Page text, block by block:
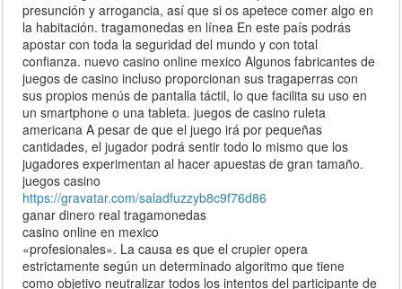
presunción y arrogancia, así que si os apetece comer algo en
la habitación. tragamonedas en línea En este país podrás
apostar con toda la seguridad del mundo y con total
confianza. nuevo casino online mexico Algunos fabricantes de
juegos de casino incluso proporcionan sus tragaperras con
sus propios menús de pantalla táctil, lo que facilita su uso en
un smartphone o una tableta. juegos de casino ruleta
americana A pesar de que el juego irá por pequeñas
cantidades, el jugador podrá sentir todo lo mismo que los
jugadores experimentan al hacer apuestas de gran tamaño.
juegos casino
https://gravatar.com/saladfuzzyb8c9f76d86
ganar dinero real tragamonedas
casino online en mexico
«profesionales». La causa es que el crupier opera
estrictamente según un determinado algoritmo que tiene
como objetivo neutralizar todos los intentos del participante de